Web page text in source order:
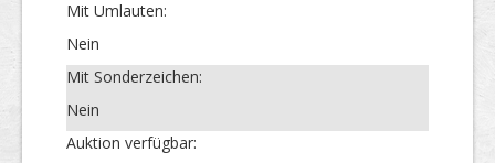
Mit Umlauten:
Nein
Mit Sonderzeichen:
Nein
Auktion verfügbar: